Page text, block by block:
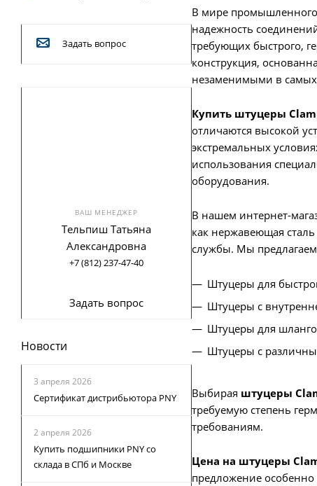
В мире промышленного
надежность
требующих быстрого,
конструкция,
незаменимыми в самых
Купить штуцеры
отличаются высокой
экстремальных
использования
оборудования.
В нашем интернет-
как нержавеющая
службы. Мы
Штуцеры для
Штуцеры с
Штуцеры для
Штуцеры с
Выбирая штуцеры
требуемую степень
требованиям.
Цена на штуцеры
предложение
Задать вопрос
ВАШ МЕНЕДЖЕР
Тельпиш Татьяна
Александровна
+7 (812) 237-47-40
Задать вопрос
Новости
3 апреля 2026
Сертификат дистрибьютора PNY
2 апреля 2026
Купить подшипники PNY со
склада в СПб и Москве